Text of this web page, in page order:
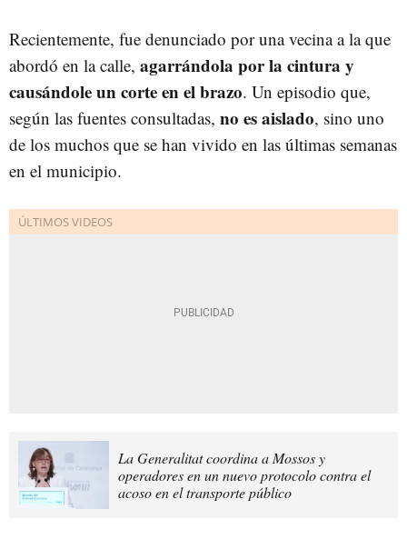
Recientemente, fue denunciado por una vecina a la que
abordó en la calle, agarrándola por la cintura y
causándole un corte en el brazo. Un episodio que,
según las fuentes consultadas, no es aislado, sino uno
de los muchos que se han vivido en las últimas semanas
en el municipio.
La Generalitat coordina a Mossos y
operadores en un nuevo protocolo contra el
acoso en el transporte público